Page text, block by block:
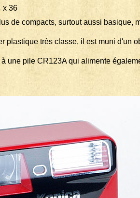
36
de compacts, surtout aussi basique,
plastique très classe, il est muni d'un
une pile CR123A qui alimente